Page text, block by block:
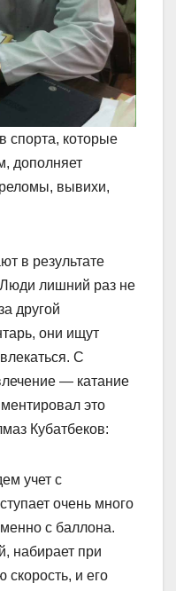
спорта, которые
дополняет
вывихи,
в результате
Люди лишний раз не
другой
они ищут
С
— катание
это
Кубатбеков:
учет с
очень много
с баллона.
набирает при
и его